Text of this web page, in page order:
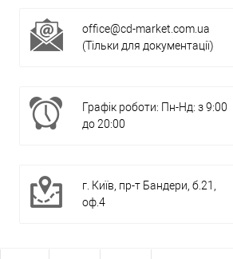
office@cd-market.com.ua
(Тільки для документації)
Графік роботи: Пн-Нд: з 9:00
до 20:00
г. Київ, пр-т Бандери, б.21,
оф.4